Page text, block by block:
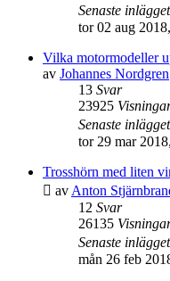
Senaste inlägget
tor 02 aug
Vilka motormodeller
av Johannes Nordgren
13 Svar
23925
Senaste inlägget
tor 29 mar
Trosshörn med liten
av Anton
12 Svar
26135
Senaste inlägget
mån 26 feb